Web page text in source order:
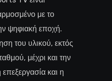
με το
ψηφιακή εποχή.
του υλικού, εκτός
μέχρι και την
και η